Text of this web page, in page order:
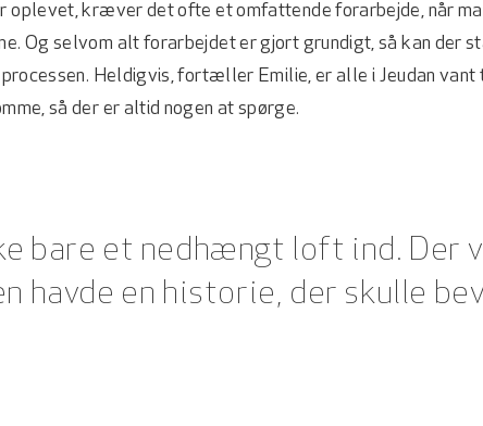
oplevet, kræver det ofte et omfattende forarbejde, når
Og selvom alt forarbejdet er gjort grundigt, så kan der
Heldigvis, fortæller Emilie, er alle i Jeudan vant
så der er altid nogen at spørge.
bare et nedhængt loft ind. Der
havde en historie, der skulle